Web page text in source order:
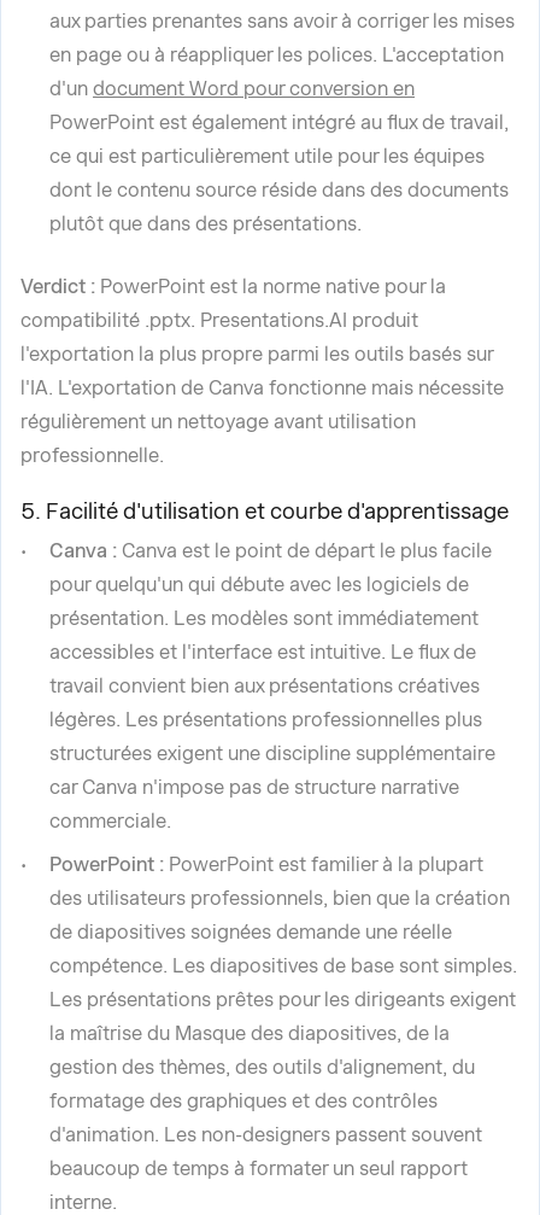
aux parties prenantes sans avoir à corriger les mises
en page ou à réappliquer les polices. L'acceptation
d'un document Word pour conversion en
PowerPoint est également intégré au flux de travail,
ce qui est particulièrement utile pour les équipes
dont le contenu source réside dans des documents
plutôt que dans des présentations.
Verdict : PowerPoint est la norme native pour la
compatibilité .pptx. Presentations.AI produit
l'exportation la plus propre parmi les outils basés sur
l'IA. L'exportation de Canva fonctionne mais nécessite
régulièrement un nettoyage avant utilisation
professionnelle.
5. Facilité d'utilisation et courbe d'apprentissage
Canva : Canva est le point de départ le plus facile
pour quelqu'un qui débute avec les logiciels de
présentation. Les modèles sont immédiatement
accessibles et l'interface est intuitive. Le flux de
travail convient bien aux présentations créatives
légères. Les présentations professionnelles plus
structurées exigent une discipline supplémentaire
car Canva n'impose pas de structure narrative
commerciale.
PowerPoint : PowerPoint est familier à la plupart
des utilisateurs professionnels, bien que la création
de diapositives soignées demande une réelle
compétence. Les diapositives de base sont simples.
Les présentations prêtes pour les dirigeants exigent
la maîtrise du Masque des diapositives, de la
gestion des thèmes, des outils d'alignement, du
formatage des graphiques et des contrôles
d'animation. Les non-designers passent souvent
beaucoup de temps à formater un seul rapport
interne.